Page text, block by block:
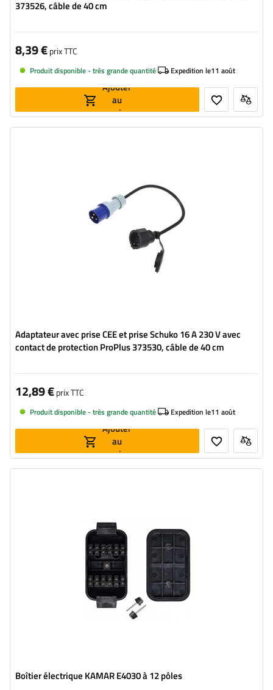
373526, câble de 40 cm
8,39 €prix TTC
Produit disponible - très grande quantité Expedition le11 août
Ajouter
au
panier
Adaptateur avec prise CEE et prise Schuko 16 A 230 V avec
contact de protection ProPlus 373530, câble de 40 cm
12,89 €prix TTC
Produit disponible - très grande quantité Expedition le11 août
Ajouter
au
panier
Boîtier électrique KAMAR E4030 à 12 pôles